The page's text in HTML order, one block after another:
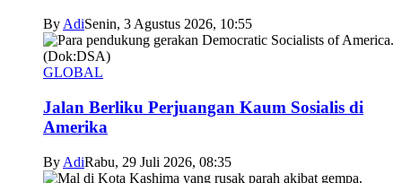
By AdiSenin, 3 Agustus 2026, 10:55
GLOBAL
Jalan Berliku Perjuangan Kaum Sosialis di
Amerika
By AdiRabu, 29 Juli 2026, 08:35